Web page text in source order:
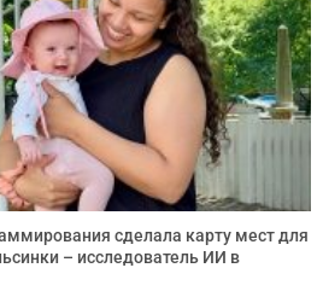
сделала карту мест для
– исследователь ИИ в